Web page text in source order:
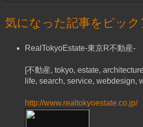
気になった記事をピッ
RealTokyoEstate-東京R不動産-
[不動産, tokyo, estate,
life, search, service, webdesign,
http://www.realtokyoestate.co.jp/